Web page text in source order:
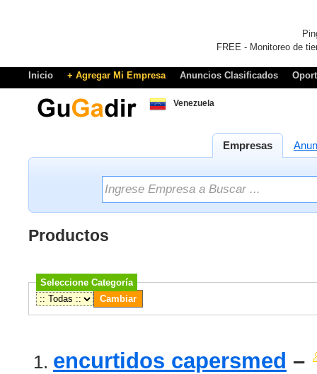
FREE - Monitoreo de
Inicio + Agregar Mi Empresa Anuncios Clasificados
Venezuela
Empresas
Productos
Seleccione Categoría
encurtidos capersmed –